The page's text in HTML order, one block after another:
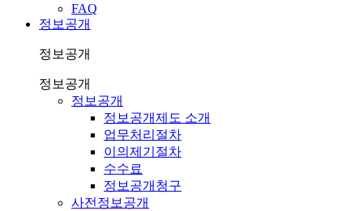
FAQ
정보공개
정보공개
정보공개
정보공개
정보공개제도 소개
업무처리절차
이의제기절차
수수료
정보공개청구
사전정보공개